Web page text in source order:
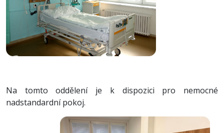
Na tomto oddělení je k dispozici pro nemocné
nadstandardní pokoj.